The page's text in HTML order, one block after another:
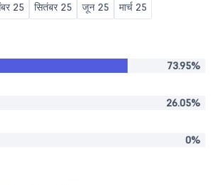
25 सितंबर 25 जून 25 मार्च 25
73.95%
26.05%
0%